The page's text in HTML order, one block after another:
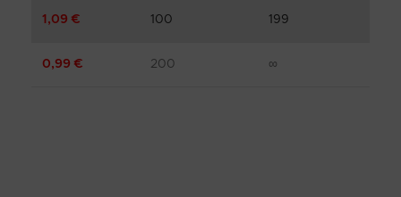
1,09 € 100 199
0,99 € 200 ∞